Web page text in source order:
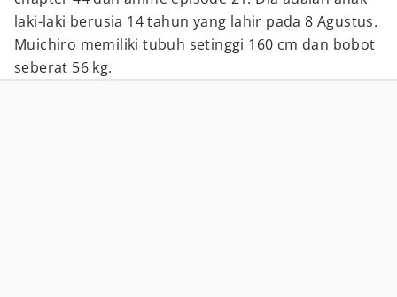
laki-laki berusia 14 tahun yang lahir pada 8 Agustus.
Muichiro memiliki tubuh setinggi 160 cm dan bobot
seberat 56 kg.